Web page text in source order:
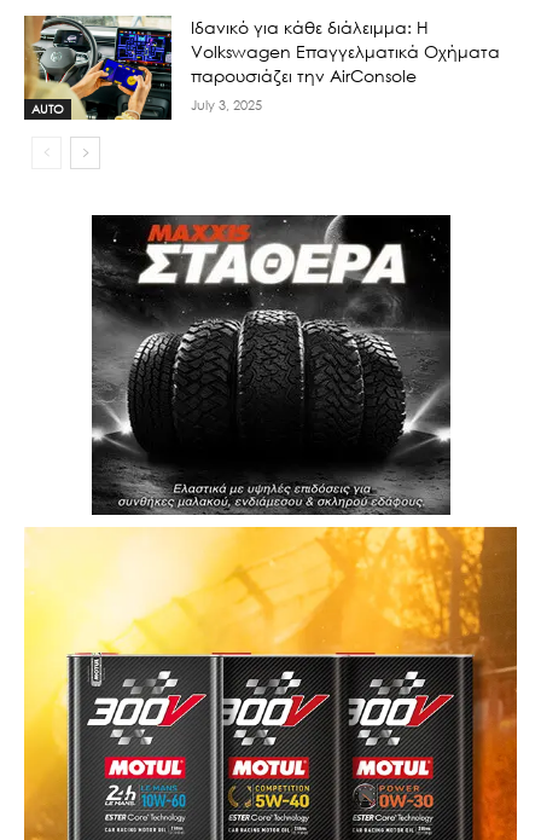
AUTO
Ιδανικό για κάθε διάλειμμα: Η
Volkswagen Επαγγελματικά Οχήματα
παρουσιάζει την AirConsole
July 3, 2025